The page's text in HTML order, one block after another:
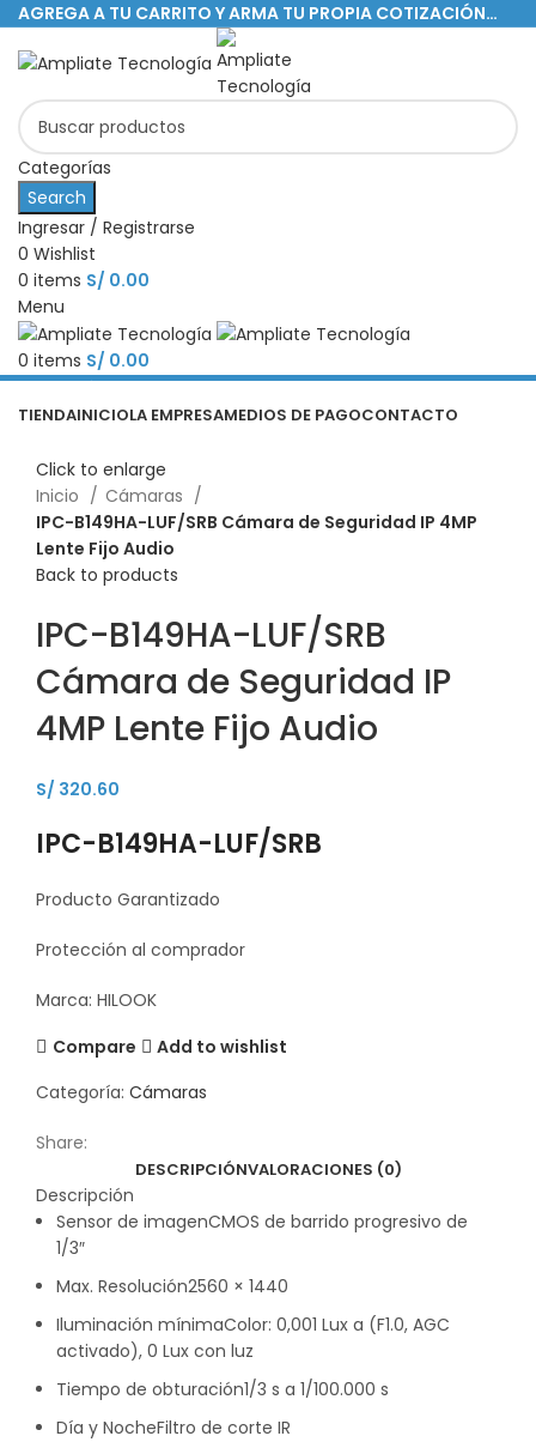
AGREGA A TU CARRITO Y ARMA TU PROPIA COTIZACIÓN…
Categorías
Search
Ingresar / Registrarse
0 Wishlist
0 items S/ 0.00
Menu
0 items S/ 0.00
Categorías
TIENDAINICIOLA EMPRESAMEDIOS DE PAGOCONTACTO
Click to enlarge
Inicio
Cámaras
IPC-B149HA-LUF/SRB Cámara de Seguridad IP 4MP
Lente Fijo Audio
Back to products
IPC-B149HA-LUF/SRB
Cámara de Seguridad IP
4MP Lente Fijo Audio
S/ 320.60
IPC-B149HA-LUF/SRB
Producto Garantizado
Protección al comprador
Marca: HILOOK
Compare
Add to wishlist
Categoría: Cámaras
Share:
DESCRIPCIÓNVALORACIONES (0)
Descripción
Sensor de imagenCMOS de barrido progresivo de
1/3″
Max. Resolución2560 × 1440
Iluminación mínimaColor: 0,001 Lux a (F1.0, AGC
activado), 0 Lux con luz
Tiempo de obturación1/3 s a 1/100.000 s
Día y NocheFiltro de corte IR